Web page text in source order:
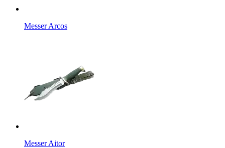
Messer Arcos
Messer Aitor